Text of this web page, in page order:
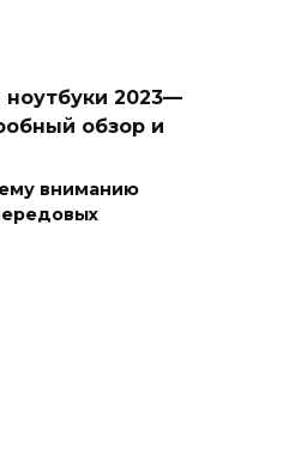
2023—
обзор и
вниманию